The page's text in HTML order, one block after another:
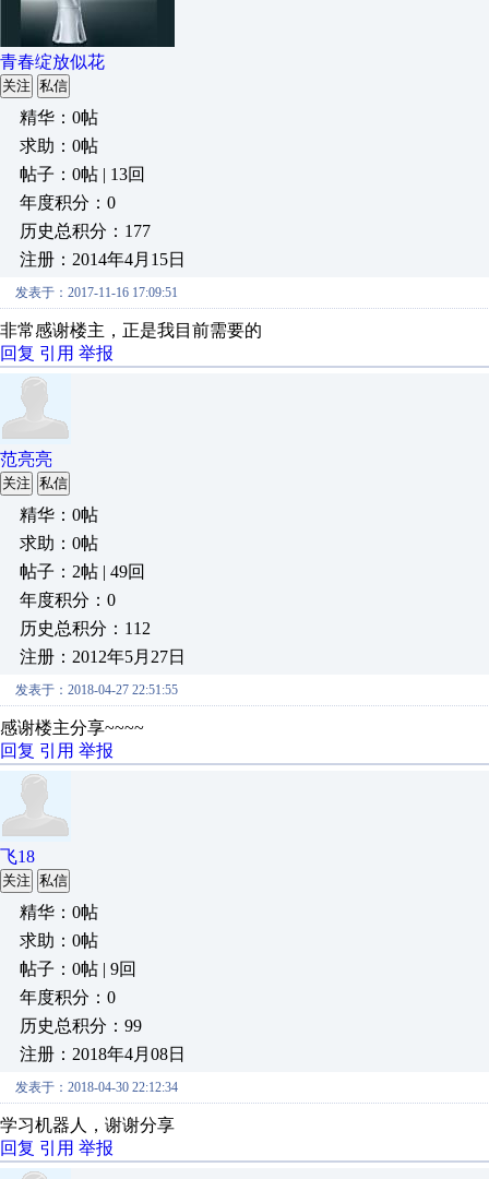
青春绽放似花
关注 私信
精华：0帖
求助：0帖
帖子：0帖 | 13回
年度积分：0
历史总积分：177
注册：2014年4月15日
发表于：2017-11-16 17:09:51
非常感谢楼主，正是我目前需要的
回复 引用 举报
范亮亮
关注 私信
精华：0帖
求助：0帖
帖子：2帖 | 49回
年度积分：0
历史总积分：112
注册：2012年5月27日
发表于：2018-04-27 22:51:55
感谢楼主分享~~~~
回复 引用 举报
飞18
关注 私信
精华：0帖
求助：0帖
帖子：0帖 | 9回
年度积分：0
历史总积分：99
注册：2018年4月08日
发表于：2018-04-30 22:12:34
学习机器人，谢谢分享
回复 引用 举报